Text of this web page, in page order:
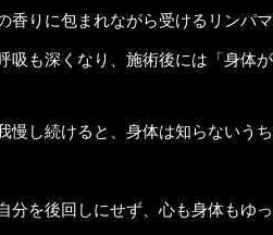
香りに包まれながら受けるリンパ
吸も深くなり、施術後には「身体
慢し続けると、身体は知らないう
分を後回しにせず、心も身体もゆ